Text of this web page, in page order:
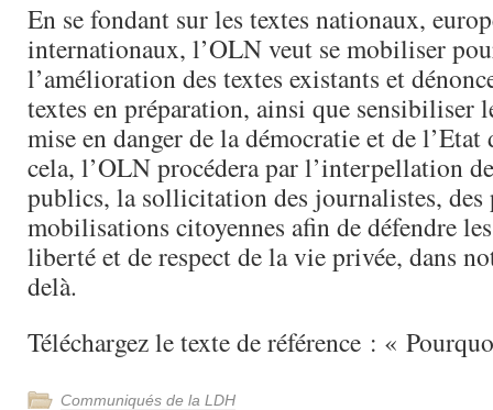
En se fondant sur les textes nationaux,
internationaux, l’OLN veut se mobiliser
l’amélioration des textes existants et
textes en préparation, ainsi que sensibiliser
mise en danger de la démocratie et de
cela, l’OLN procédera par l’interpellation
publics, la sollicitation des journalistes,
mobilisations citoyennes afin de défendre
liberté et de respect de la vie privée, dans
delà.
Téléchargez le texte de référence : «
Communiqués de la LDH